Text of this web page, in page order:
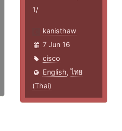
1/
kanisthaw
7 Jun 16
cisco
English,ไทย
(Thai)